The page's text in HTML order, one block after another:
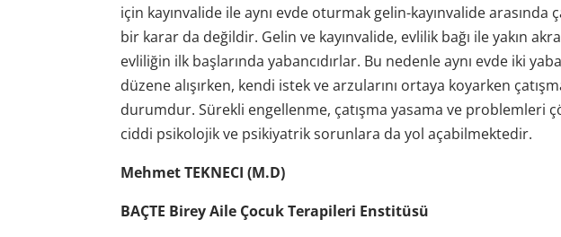
için kayınvalide ile aynı evde oturmak gelin-kayınvalide
bir karar da değildir. Gelin ve kayınvalide, evlilik bağı ile yakın
evliliğin ilk başlarında yabancıdırlar. Bu nedenle aynı evde iki
düzene alışırken, kendi istek ve arzularını ortaya koyarken
durumdur. Sürekli engellenme, çatışma yasama ve problemleri
ciddi psikolojik ve psikiyatrik sorunlara da yol açabilmektedir.
Mehmet TEKNECI (M.D)
BAÇTE Birey Aile Çocuk Terapileri Enstitüsü